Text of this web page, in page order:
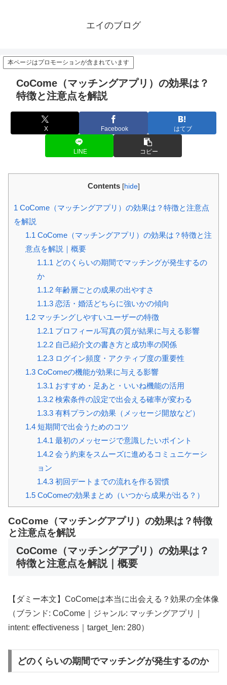
エイのブログ
本ページはプロモーションが含まれています
CoCome（マッチングアプリ）の効果は？
特徴と注意点を解説
X Facebook はてブ
LINE コピー
Contents [hide]
1 CoCome（マッチングアプリ）の効果は？特徴と注意点
を解説
1.1 CoCome（マッチングアプリ）の効果は？特徴と注
意点を解説｜概要
1.1.1 どのくらいの期間でマッチングが発生するの
か
1.1.2年齢層ごとの成果の出やすさ
1.1.3恋活・婚活どちらに強いかの傾向
1.2マッチングしやすいユーザーの特徴
1.2.1 プロフィール写真の質が結果に与える影響
1.2.2自己紹介文の書き方と成功率の関係
1.2.3ログイン頻度・アクティブ度の重要性
1.3CoComeの機能が効果に与える影響
1.3.1 おすすめ・足あと・いいね機能の活用
1.3.2検索条件の設定で出会える確率が変わる
1.3.3有料プランの効果（メッセージ開放など）
1.4短期間で出会うためのコツ
1.4.1 最初のメッセージで意識したいポイント
1.4.2会う約束をスムーズに進めるコミュニケーシ
ョン
1.4.3初回デートまでの流れを作る習慣
1.5CoComeの効果まとめ（いつから成果が出る？）
CoCome（マッチングアプリ）の効果は？特徴
と注意点を解説
CoCome（マッチングアプリ）の効果は？
特徴と注意点を解説｜概要
【ダミー本文】CoComeは本当に出会える？効果の全体像
（ブランド: CoCome｜ジャンル: マッチングアプリ｜
intent: effectiveness｜target_len: 280）
どのくらいの期間でマッチングが発生するのか